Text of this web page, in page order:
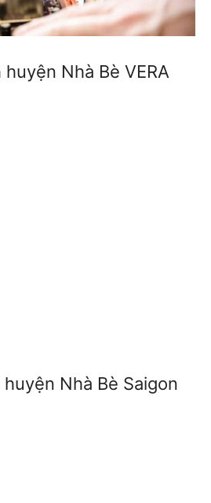
huyện Nhà Bè VERA
Nhà Bè Saigon